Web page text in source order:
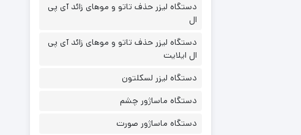
دستگاه لیزر حذف تاتو و موهای زائد آی پی
ال
دستگاه لیزر حذف تاتو و موهای زائد آی پی
ال ایلایت
دستگاه لیزر لسکلتون
دستگاه ماساژور چشم
دستگاه ماساژور صورت